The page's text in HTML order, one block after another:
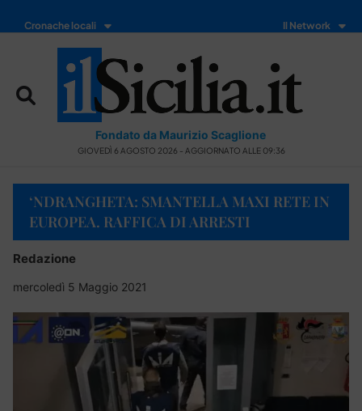
Cronache locali Il Network
Fondato da Maurizio Scaglione
GIOVEDÌ 6 AGOSTO 2026 - AGGIORNATO ALLE 09:36
‘NDRANGHETA: SMANTELLA MAXI RETE IN
EUROPEA. RAFFICA DI ARRESTI
Redazione
mercoledì 5 Maggio 2021